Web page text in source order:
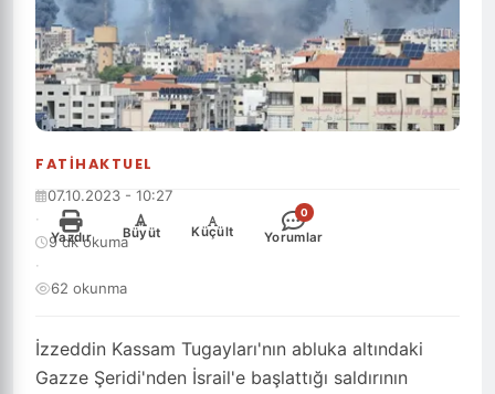
FATIHAKTUEL
İzzeddin Kassam Tugayları'nın abluka altındaki
Gazze Şeridi'nden İsrail'e başlattığı saldırının
07.10.2023 - 10:27
·
9 dk okuma
·
62 okunma
Yazdır
+
Büyüt
-
Küçült
0
Yorumlar